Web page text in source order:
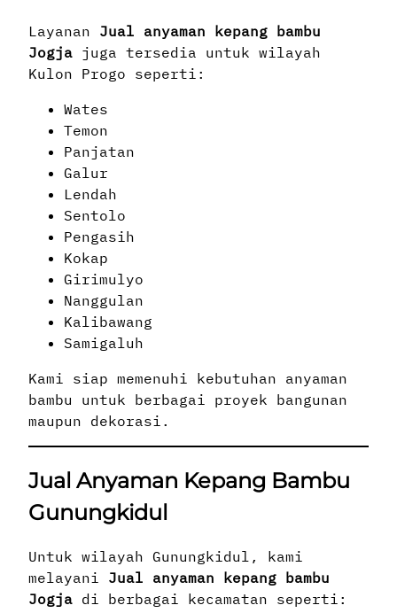
Layanan Jual anyaman kepang bambu
Jogja juga tersedia untuk wilayah
Kulon Progo seperti:
Wates
Temon
Panjatan
Galur
Lendah
Sentolo
Pengasih
Kokap
Girimulyo
Nanggulan
Kalibawang
Samigaluh
Kami siap memenuhi kebutuhan anyaman
bambu untuk berbagai proyek bangunan
maupun dekorasi.
Jual Anyaman Kepang Bambu
Gunungkidul
Untuk wilayah Gunungkidul, kami
melayani Jual anyaman kepang bambu
Jogja di berbagai kecamatan seperti: